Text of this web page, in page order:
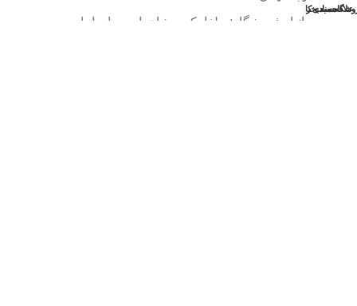
انبار فروشگاه: جلفا -کوی شاهمار-میدان امام حسین
علاقه مندی
سبد خرید
حساب کاربری من